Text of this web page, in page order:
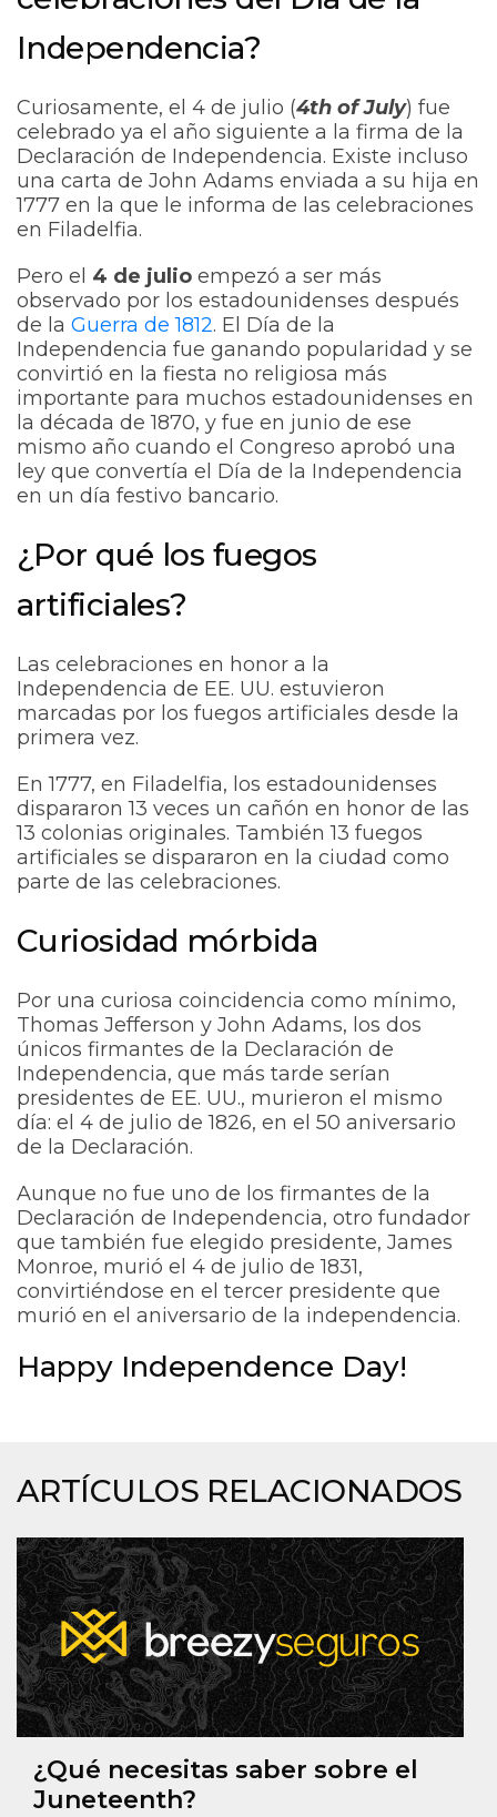
Independencia?
Curiosamente, el 4 de julio (4th of July) fue
celebrado ya el año siguiente a la firma de la
Declaración de Independencia. Existe incluso
una carta de John Adams enviada a su hija en
1777 en la que le informa de las celebraciones
en Filadelfia.
Pero el 4 de julio empezó a ser más
observado por los estadounidenses después
de la Guerra de 1812. El Día de la
Independencia fue ganando popularidad y se
convirtió en la fiesta no religiosa más
importante para muchos estadounidenses en
la década de 1870, y fue en junio de ese
mismo año cuando el Congreso aprobó una
ley que convertía el Día de la Independencia
en un día festivo bancario.
¿Por qué los fuegos
artificiales?
Las celebraciones en honor a la
Independencia de EE. UU. estuvieron
marcadas por los fuegos artificiales desde la
primera vez.
En 1777, en Filadelfia, los estadounidenses
dispararon 13 veces un cañón en honor de las
13 colonias originales. También 13 fuegos
artificiales se dispararon en la ciudad como
parte de las celebraciones.
Curiosidad mórbida
Por una curiosa coincidencia como mínimo,
Thomas Jefferson y John Adams, los dos
únicos firmantes de la Declaración de
Independencia, que más tarde serían
presidentes de EE. UU., murieron el mismo
día: el 4 de julio de 1826, en el 50 aniversario
de la Declaración.
Aunque no fue uno de los firmantes de la
Declaración de Independencia, otro fundador
que también fue elegido presidente, James
Monroe, murió el 4 de julio de 1831,
convirtiéndose en el tercer presidente que
murió en el aniversario de la independencia.
Happy Independence Day!
ARTÍCULOS RELACIONADOS
¿Qué necesitas saber sobre el
Juneteenth?